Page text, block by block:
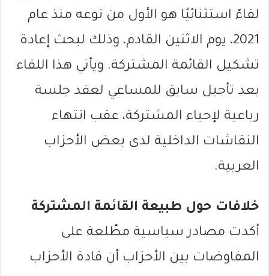
لقاءً استثنائيًا هو الأول من نوعه منذ عام
2021، يوم الاثنين القادم، وذلك لبحث إعادة
تشكيل القائمة المشتركة. ويأتي هذا اللقاء
بعد تأجيل سابق للمساعي لعقد جلسة
رباعية لإحياء المشتركة، عقب انتهاء
النقاشات الداخلية لدى بعض الأحزاب
العربية.
خلافات حول طبيعة القائمة المشتركة
أكدت مصادر سياسية مطّلعة على
المفاوضات بين الأحزاب أن قادة الأحزاب